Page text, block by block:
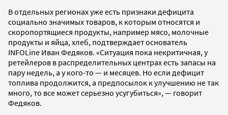
В отдельных регионах уже есть признаки дефицита
социально значимых товаров, к которым относятся и
скоропортящиеся продукты, например мясо, молочные
продукты и яйца, хлеб, подтверждает основатель
INFOLine Иван Федяков. «Ситуация пока некритичная, у
ретейлеров в распределительных центрах есть запасы на
пару недель, а у кого-то — и месяцев. Но если дефицит
топлива продолжится, а предпосылок к улучшению не так
много, то все может серьезно усугубиться», — говорит
Федяков.